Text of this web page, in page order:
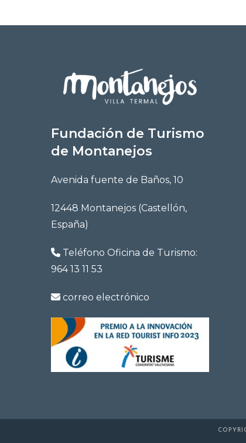
Fundación de Turismo
de Montanejos
Avenida fuente de Baños, 10
12448 Montanejos (Castellón,
España)
Teléfono Oficina de Turismo:
964 13 11 53
correo electrónico